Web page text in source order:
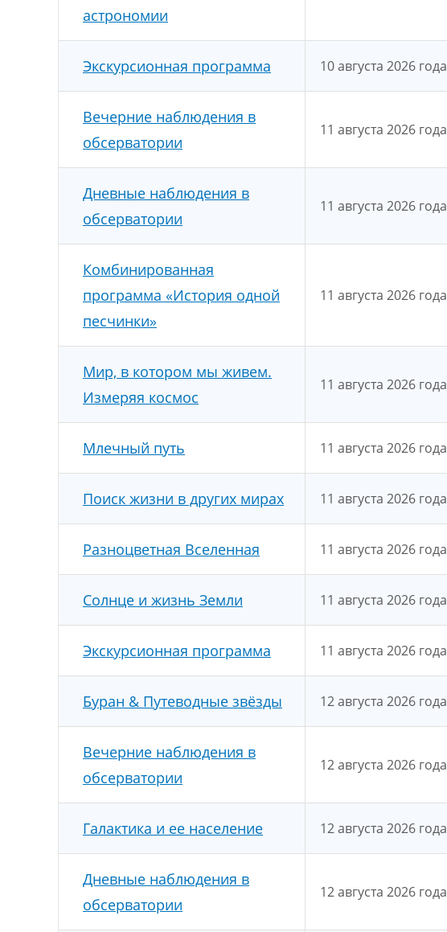
астрономии
Экскурсионная программа 10 августа 2026 года
Вечерние наблюдения в
обсерватории
11 августа 2026 года
Дневные наблюдения в
обсерватории
11 августа 2026 года
Комбинированная
программа «История одной
песчинки»
11 августа 2026 года
Мир, в котором мы живем.
Измеряя космос
11 августа 2026 года
Млечный путь 11 августа 2026 года
Поиск жизни в других мирах 11 августа 2026 года
Разноцветная Вселенная 11 августа 2026 года
Солнце и жизнь Земли 11 августа 2026 года
Экскурсионная программа 11 августа 2026 года
Буран & Путеводные звёзды 12 августа 2026 года
Вечерние наблюдения в
обсерватории
12 августа 2026 года
Галактика и ее население 12 августа 2026 года
Дневные наблюдения в
обсерватории
12 августа 2026 года